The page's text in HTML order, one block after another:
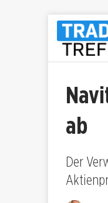
ab
Der